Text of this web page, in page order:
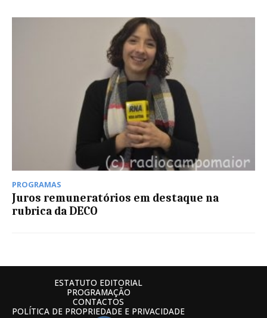
PROGRAMAS
Juros remuneratórios em destaque na
rubrica da DECO
ESTATUTO EDITORIAL
PROGRAMAÇÃO
CONTACTOS
POLÍTICA DE PROPRIEDADE E PRIVACIDADE